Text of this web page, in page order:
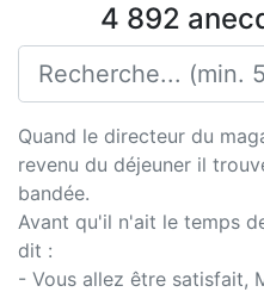
4 892
Quand le directeur du
revenu du déjeuner il
bandée.
Avant qu'il n'ait le temps
dit :
- Vous allez être satisfait,